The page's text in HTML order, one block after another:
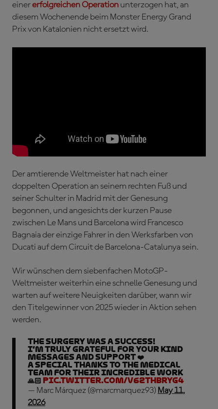
einererfolgreichen Operation unterzogen hat, an
diesem Wochenende beim Monster Energy Grand
Prix von Katalonien nicht ersetzt wird.
Der amtierende Weltmeister hat nach einer
doppelten Operation an seinem rechten Fuß und
seiner Schulter in Madrid mit der Genesung
begonnen, und angesichts der kurzen Pause
zwischen Le Mans und Barcelona wird Francesco
Bagnaia der einzige Fahrer in den Werksfarben von
Ducati auf dem Circuit de Barcelona-Catalunya sein.
Wir wünschen dem siebenfachen MotoGP-
Weltmeister weiterhin eine schnelle Genesung und
warten auf weitere Neuigkeiten darüber, wann wir
den Titelgewinner von 2025 wieder in Aktion sehen
werden.
The surgery was a success!
I’m truly grateful for your kind
messages and support ❤️
A special thanks to the medical
team for their incredible work
🙏🏻 pic.twitter.com/V62THbRyg4
— Marc Márquez (@marcmarquez93) May 11,
2026